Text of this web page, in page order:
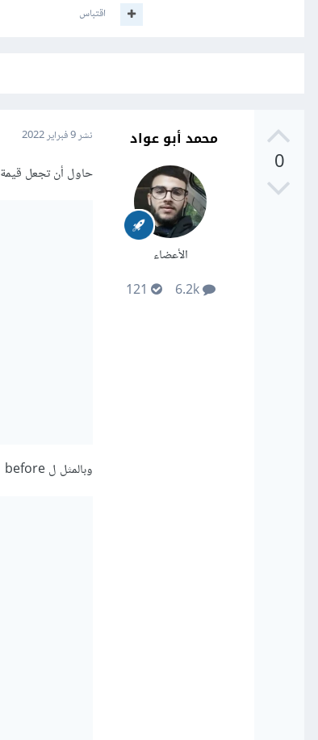
اقتباس
0
محمد أبو عواد
الأعضاء
6.2k
نشر9 فبراير 2022
حاول أن تجعل قيمة z-index سالبة , فبدلا من صفر حاول أن تجعلها -1 كالتالي
وبالمثل ل before